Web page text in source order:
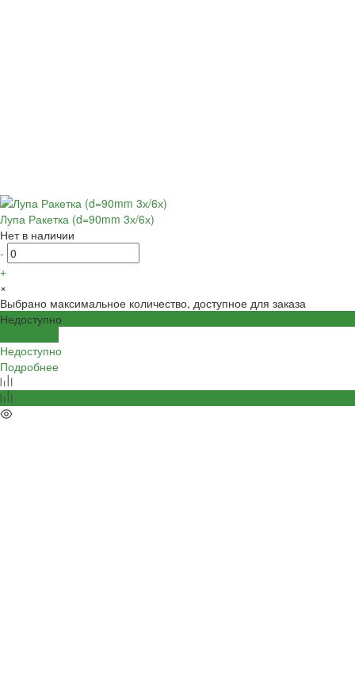
Лупа Ракетка (d=90mm 3х/6х)
Нет в наличии
-
+
×
Выбрано максимальное количество, доступное для заказа
Недоступно
Недоступно
Подробнее